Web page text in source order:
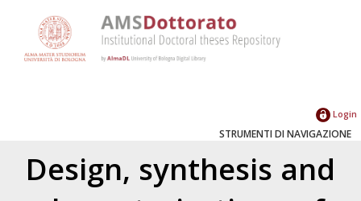
Login
STRUMENTI DI NAVIGAZIONE
Design, synthesis and